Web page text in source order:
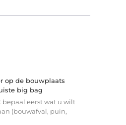
op de bouwplaats
big bag
bepaal eerst wat u wilt
(bouwafval, puin,